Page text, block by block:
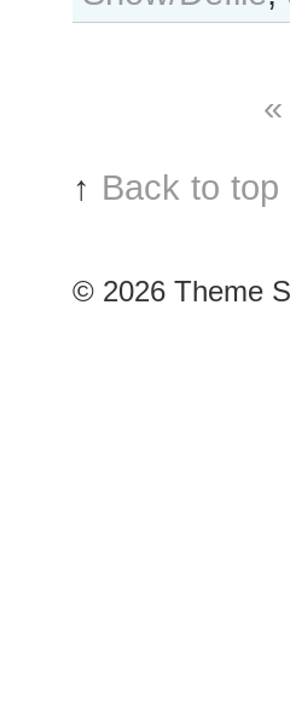
↑ Back to top
© 2026 Theme